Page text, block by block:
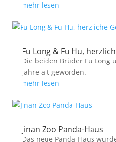
mehr lesen
Fu Long & Fu Hu,
Die beiden Brüder Fu Long
Jahre alt geworden.
mehr lesen
Jinan Zoo Panda-Haus
Das neue Panda-Haus